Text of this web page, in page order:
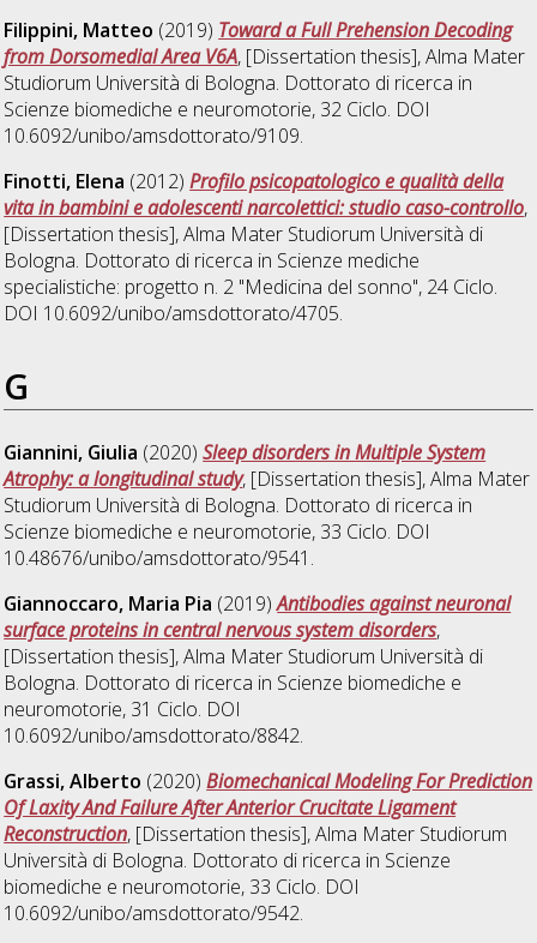
Filippini, Matteo (2019) Toward a Full Prehension Decoding
from Dorsomedial Area V6A, [Dissertation thesis], Alma Mater
Studiorum Università di Bologna. Dottorato di ricerca in
Scienze biomediche e neuromotorie, 32 Ciclo. DOI
10.6092/unibo/amsdottorato/9109.
Finotti, Elena (2012)Profilo psicopatologico e qualità della
vita in bambini e adolescenti narcolettici: studio caso-controllo,
[Dissertation thesis], Alma Mater Studiorum Università di
Bologna. Dottorato di ricerca in Scienze mediche
specialistiche: progetto n. 2 "Medicina del sonno", 24 Ciclo.
DOI 10.6092/unibo/amsdottorato/4705.
G
Giannini, Giulia (2020)Sleep disorders in Multiple System
Atrophy: a longitudinal study, [Dissertation thesis], Alma Mater
Studiorum Università di Bologna. Dottorato di ricerca in
Scienze biomediche e neuromotorie, 33 Ciclo. DOI
10.48676/unibo/amsdottorato/9541.
Giannoccaro, Maria Pia (2019)Antibodies against neuronal
surface proteins in central nervous system disorders,
[Dissertation thesis], Alma Mater Studiorum Università di
Bologna. Dottorato di ricerca in Scienze biomediche e
neuromotorie, 31 Ciclo. DOI
10.6092/unibo/amsdottorato/8842.
Grassi, Alberto (2020)Biomechanical Modeling For Prediction
Of Laxity And Failure After Anterior Crucitate Ligament
Reconstruction, [Dissertation thesis], Alma Mater Studiorum
Università di Bologna. Dottorato di ricerca in Scienze
biomediche e neuromotorie, 33 Ciclo. DOI
10.6092/unibo/amsdottorato/9542.